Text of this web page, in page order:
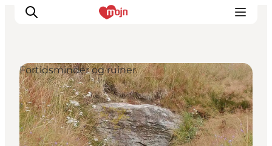
Oplevelser
Byer & Steder
Det sker
Fortidsminder og ruiner